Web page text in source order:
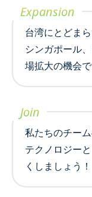
Expansion
台湾にとどまら
シンガポール
場拡大の機会で
Join
私たちのチー
テクノロジー
くしましょう！